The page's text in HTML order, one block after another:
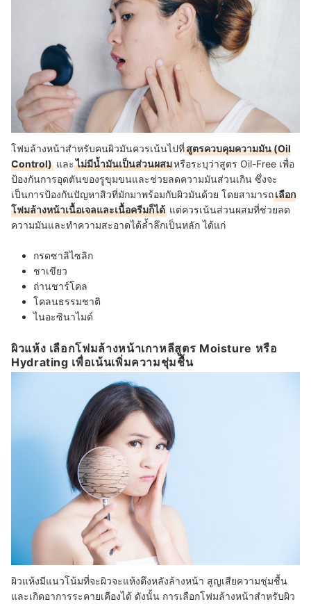
โฟมล้างหน้าสำหรับคนผิวมันควรเน้นไปที่สูตรควบคุมความมัน (Oil
Control) และไม่มีน้ำมันเป็นส่วนผสมหรือระบุว่าสูตร Oil-Free เพื่อ
ป้องกันการอุดตันของรูขุมขนและช่วยลดความมันส่วนเกิน ซึ่งจะ
เป็นการป้องกันปัญหาสิวที่มักมาพร้อมกับผิวมันด้วย โดยสามารถเลือก
โฟมล้างหน้าเนื้อเจลและเนื้อครีมก็ได้ แต่ควรเน้นส่วนผสมที่ช่วยลด
ความมันและทำความสะอาดได้ล้ำลึกเป็นหลัก ได้แก่
กรดซาลิไซลิก
ชาเขียว
ถ่านชาร์โคล
โคลนธรรมชาติ
ไนอะซินาไมด์
ผิวแห้ง เลือกโฟมล้างหน้าเกาหลีสูตร Moisture หรือ
Hydrating เพื่อเน้นเพิ่มความชุ่มชื้น
ผิวแห้งมีแนวโน้มที่จะผิวจะแห้งตึงหลังล้างหน้า สูญเสียความชุ่มชื้น
และเกิดอาการระคายเคืองได้ ดังนั้น การเลือกโฟมล้างหน้าสำหรับผิว